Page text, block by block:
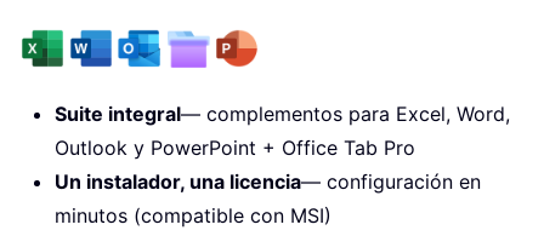
Suite integral— complementos para Excel, Word,
Outlook y PowerPoint + Office Tab Pro
Un instalador, una licencia— configuración en
minutos (compatible con MSI)